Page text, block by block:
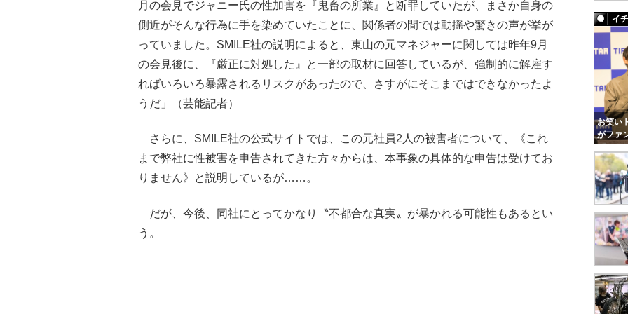
月の会見でジャニー氏の性加害を『鬼畜の所業』と断罪していたが、まさか自身の
側近がそんな行為に手を染めていたことに、関係者の間では動揺や驚きの声が挙が
っていました。SMILE社の説明によると、東山の元マネジャーに関しては昨年9月
の会見後に、『厳正に対処した』と一部の取材に回答しているが、強制的に解雇す
ればいろいろ暴露されるリスクがあったので、さすがにそこまではできなかったよ
うだ」（芸能記者）
さらに、SMILE社の公式サイトでは、この元社員2人の被害者について、《これ
まで弊社に性被害を申告されてきた方々からは、本事象の具体的な申告は受けてお
りません》と説明しているが……。
だが、今後、同社にとってかなり〝不都合な真実〟が暴かれる可能性もあるとい
う。
イ
お笑い
がファ